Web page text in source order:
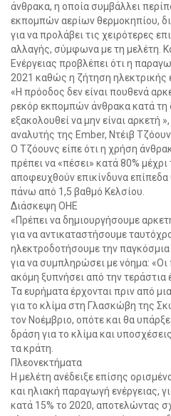
άνθρακα, η οποία συμβάλλει
εκπομπών αερίων θερμοκηπίου,
για να προλάβει τις χειρότερες
αλλαγής, σύμφωνα με τη μελέτη.
Ενέργειας προβλέπει ότι η
2021 καθώς η ζήτηση ηλεκτρικής
«Η πρόοδος δεν είναι πουθενά
ρεκόρ εκπομπών άνθρακα κατά τη
εξακολουθεί να μην είναι αρκετή
αναλυτής της Ember, Ντέιβ
Ο Τζόουνς είπε ότι η χρήση
πρέπει να «πέσει» κατά 80%
αποφευχθούν επικίνδυνα
πάνω από 1,5 βαθμό Κελσίου.
Διάσκεψη ΟΗΕ
«Πρέπει να δημιουργήσουμε
για να αντικαταστήσουμε
ηλεκτροδοτήσουμε την παγκόσμια
για να συμπληρώσει με νόημα: «Οι
ακόμη ξυπνήσει από την τεράστια
Τα ευρήματα έρχονται πριν από
για το κλίμα στη Γλασκώβη της
τον Νοέμβριο, οπότε και θα
δράση για το κλίμα και
τα κράτη.
Πλεονεκτήματα
Η μελέτη ανέδειξε επίσης
και ηλιακή παραγωγή ενέργειας,
κατά 15% το 2020, αποτελώντας